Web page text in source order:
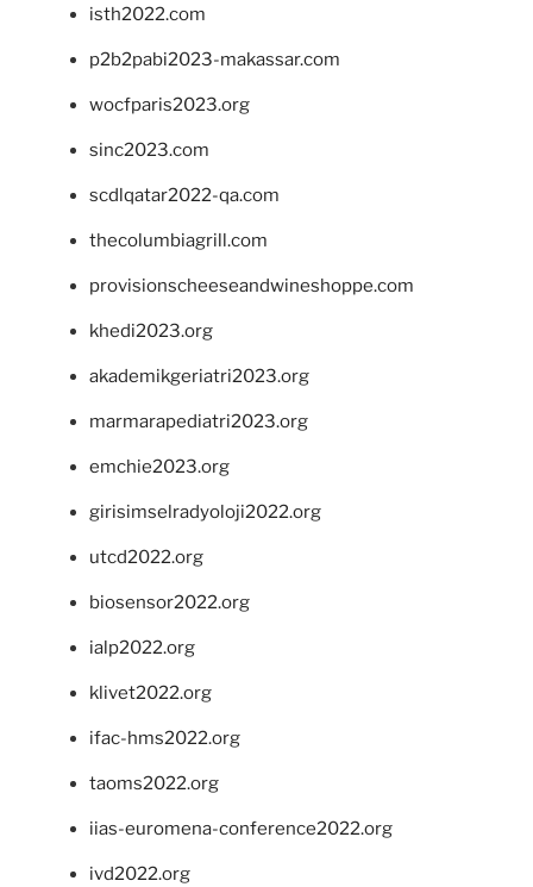
isth2022.com
p2b2pabi2023-makassar.com
wocfparis2023.org
sinc2023.com
scdlqatar2022-qa.com
thecolumbiagrill.com
provisionscheeseandwineshoppe.com
khedi2023.org
akademikgeriatri2023.org
marmarapediatri2023.org
emchie2023.org
girisimselradyoloji2022.org
utcd2022.org
biosensor2022.org
ialp2022.org
klivet2022.org
ifac-hms2022.org
taoms2022.org
iias-euromena-conference2022.org
ivd2022.org